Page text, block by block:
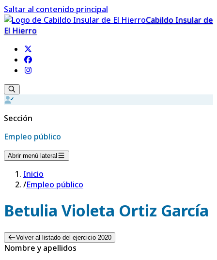
Saltar al contenido principal
Cabildo Insular de
El Hierro
Sección
Empleo público
Abrir menú lateral
Inicio
/Empleo público
Betulia Violeta Ortiz García
Volver al listado del ejercicio 2020
Nombre y apellidos